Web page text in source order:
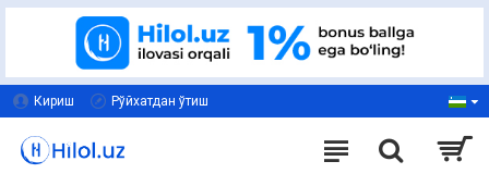
Кириш Рўйхатдан ўтиш